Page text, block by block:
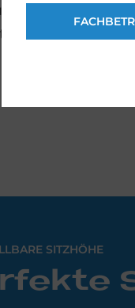
nach fünf
SITZHÖHE